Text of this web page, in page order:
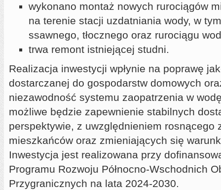
wykonano montaż nowych rurociągów
na terenie stacji uzdatniania wody, w
ssawnego, tłocznego oraz rurociągu
trwa remont istniejącej studni.
Realizacja inwestycji wpłynie na poprawę
dostarczanej do gospodarstw domowych
niezawodność systemu zaopatrzenia w
możliwe będzie zapewnienie stabilnych
perspektywie, z uwzględnieniem rosnącego
mieszkańców oraz zmieniających się
Inwestycja jest realizowana przy
Programu Rozwoju Północno-Wschodnich
Przygranicznych na lata 2024-2030.